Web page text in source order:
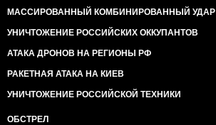
МАССИРОВАННЫЙ КОМБИНИРОВАННЫЙ УДАР
УНИЧТОЖЕНИЕ РОССИЙСКИХ ОККУПАНТОВ
АТАКА ДРОНОВ НА РЕГИОНЫ РФ
РАКЕТНАЯ АТАКА НА КИЕВ
УНИЧТОЖЕНИЕ РОССИЙСКОЙ ТЕХНИКИ
ОБСТРЕЛ